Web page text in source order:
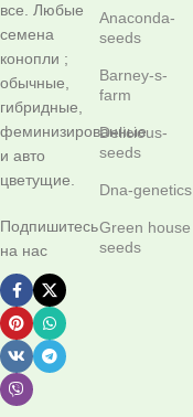
все. Любые
семена
конопли ;
обычные,
гибридные,
феминизированные
и авто
цветущие.
Подпишитесь
на нас
Anaconda-
seeds
Barney-s-
farm
Delicious-
seeds
Dna-genetics
Green house
seeds